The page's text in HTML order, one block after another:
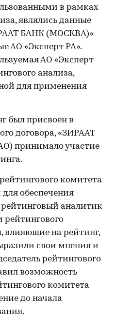
в рамках
являлись данные
БАНК (МОСКВА)»
АО «Эксперт РА».
АО «Эксперт
анализа,
для применения
был присвоен в
договора, «ЗИРААТ
принимало участие
комитета
обеспечения
аналитик
рейтингового
влияющие на рейтинг,
свои мнения и
рейтингового
возможность
комитета
до начала